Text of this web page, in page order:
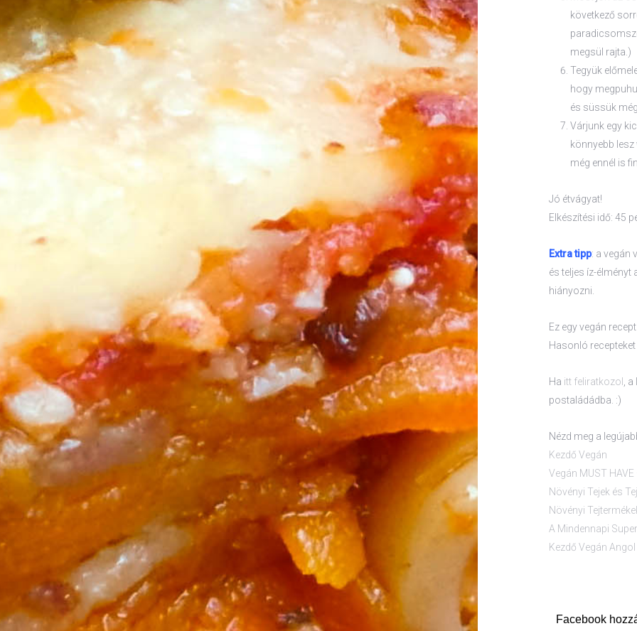
következő
megsül rajta.)
Tegyük
hogy
és süssük
Várjunk egy
könnyebb
még ennél is
Jó étvágyat!
Elkészítési idő: 45
Extra tipp: a vegán
és teljes íz-
hiányozni.
Ez egy vegán
Hasonló recepteket
Ha itt feliratkozol
,
postaládádba. :)
Nézd meg a
Kezdő Vegán
Vegán MUST
Növényi Tejek és
Növényi Tejtermékek
A Mindennapi
Kezdő Vegán
Facebook